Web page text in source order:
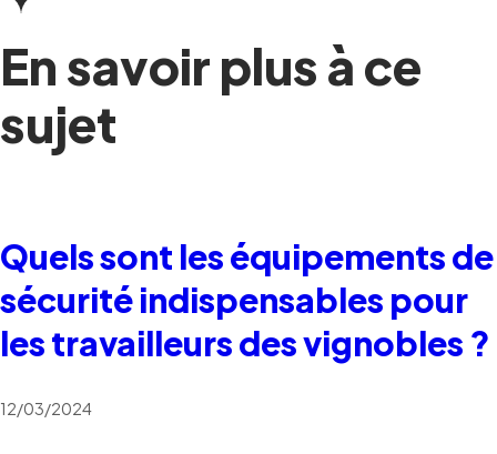
En savoir plus à ce
sujet
Quels sont les équipements de
sécurité indispensables pour
les travailleurs des vignobles ?
12/03/2024